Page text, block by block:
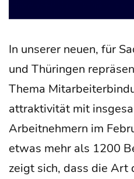
In unse­rer neu­en, für
und Thü­rin­gen
The­ma
at­trak­ti­vi­tät mit
Arbeit­neh­mern im
etwas mehr als 1200
zeigt sich, dass die